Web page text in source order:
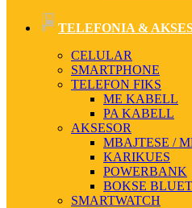
TELEFONIA &
CELULAR
SMARTPHONE
TELEFON FIKS
ME KABELL
PA KABELL
AKSESOR
MBAJTESE /
KARIKUES
POWERBANK
BOKSE
SMARTWATCH